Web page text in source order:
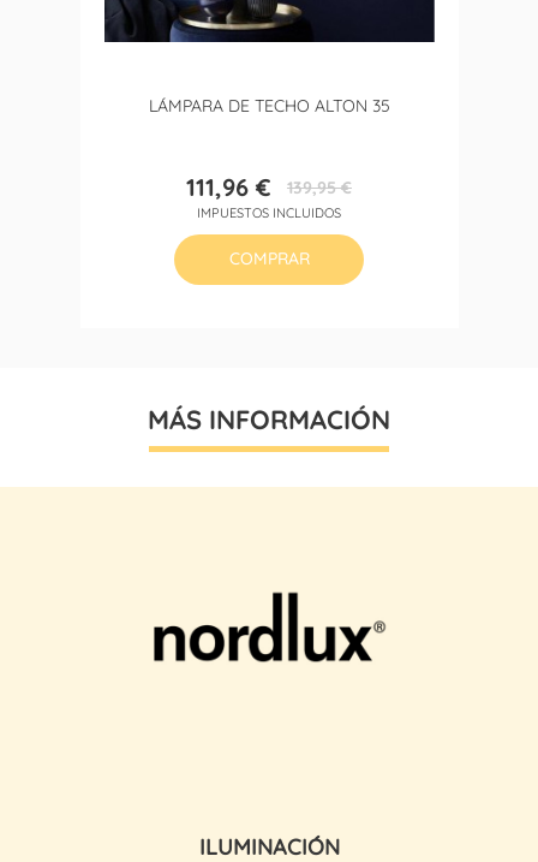
LÁMPARA DE TECHO ALTON 35
Precio
111,96 €Precio
base
139,95 €
IMPUESTOS INCLUIDOS
COMPRAR
MÁS INFORMACIÓN
ILUMINACIÓN